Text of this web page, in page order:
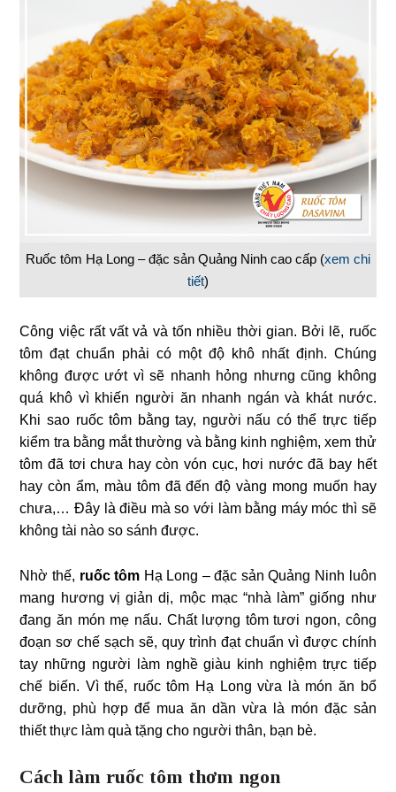
Ruốc tôm Hạ Long – đặc sản Quảng Ninh cao cấp (xem chi
tiết)
Công việc rất vất vả và tốn nhiều thời gian. Bởi lẽ, ruốc
tôm đạt chuẩn phải có một độ khô nhất định. Chúng
không được ướt vì sẽ nhanh hỏng nhưng cũng không
quá khô vì khiến người ăn nhanh ngán và khát nước.
Khi sao ruốc tôm bằng tay, người nấu có thể trực tiếp
kiểm tra bằng mắt thường và bằng kinh nghiệm, xem thử
tôm đã tơi chưa hay còn vón cục, hơi nước đã bay hết
hay còn ẩm, màu tôm đã đến độ vàng mong muốn hay
chưa,… Đây là điều mà so với làm bằng máy móc thì sẽ
không tài nào so sánh được.
Nhờ thế, ruốc tôm Hạ Long – đặc sản Quảng Ninh luôn
mang hương vị giản dị, mộc mạc “nhà làm” giống như
đang ăn món mẹ nấu. Chất lượng tôm tươi ngon, công
đoạn sơ chế sạch sẽ, quy trình đạt chuẩn vì được chính
tay những người làm nghề giàu kinh nghiệm trực tiếp
chế biến. Vì thế, ruốc tôm Hạ Long vừa là món ăn bổ
dưỡng, phù hợp để mua ăn dần vừa là món đặc sản
thiết thực làm quà tặng cho người thân, bạn bè.
Cách làm ruốc tôm thơm ngon